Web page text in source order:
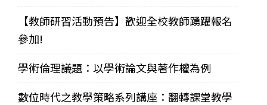
【教師研習活動預告】歡迎全校教師踴躍報名
參加!
學術倫理議題：以學術論文與著作權為例
數位時代之教學策略系列講座：翻轉課堂教學